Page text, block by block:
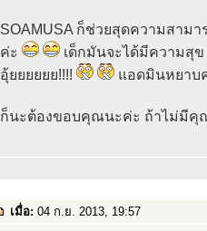
SOAMUSA ก็ช่วยสุดความสาม
ค่ะ
เด็กมันจะได้มีความสุข
อุ้ยยยยยย!!!!
แอดมินหยาบ
ก็นะต้องขอบคุณนะค่ะ ถ้าไม่มีคุ
เมื่อ: 04 ก.ย. 2013, 19:57